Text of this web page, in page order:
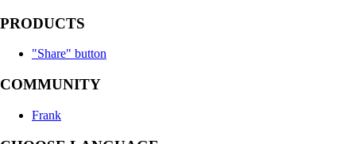
PRODUCTS
"Share" button
COMMUNITY
Frank